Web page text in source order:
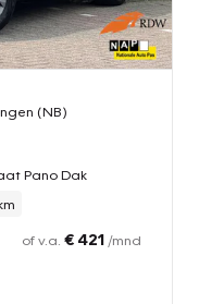
(NB)
Pano Dak
of v.a. € 421 /mnd